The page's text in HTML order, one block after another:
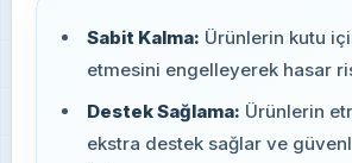
Sabit Kalma: Ürünlerin kutu
etmesini engelleyerek hasar
Destek Sağlama: Ürünlerin
ekstra destek sağlar ve